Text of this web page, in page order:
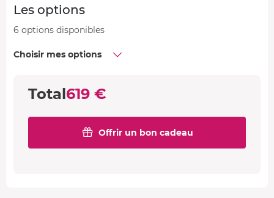
Les options
6 options disponibles
Choisir mes options
Total619 €
Offrir un bon cadeau